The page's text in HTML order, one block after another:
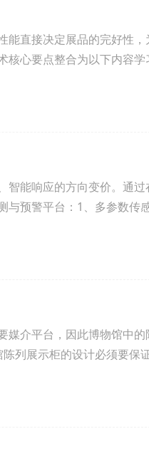
能直接决定展品的完好性，
心要点整合为以下内容学
智能响应的方向变价。通过
与预警平台：1、多参数传
媒介平台，因此博物馆中的
列展示柜的设计必须要保